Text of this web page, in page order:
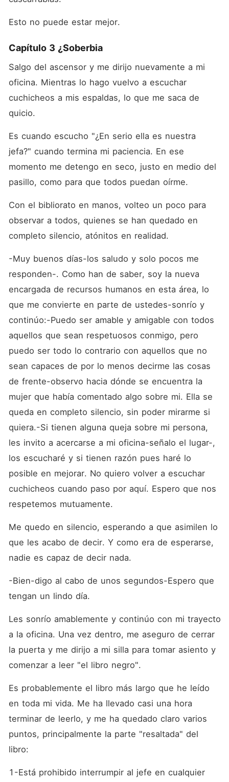
Esto no puede estar mejor.
Capítulo 3 ¿Soberbia
Salgo del ascensor y me dirijo nuevamente a mi
oficina. Mientras lo hago vuelvo a escuchar
cuchicheos a mis espaldas, lo que me saca de
quicio.
Es cuando escucho "¿En serio ella es nuestra
jefa?" cuando termina mi paciencia. En ese
momento me detengo en seco, justo en medio del
pasillo, como para que todos puedan oírme.
Con el bibliorato en manos, volteo un poco para
observar a todos, quienes se han quedado en
completo silencio, atónitos en realidad.
-Muy buenos días-los saludo y solo pocos me
responden-. Como han de saber, soy la nueva
encargada de recursos humanos en esta área, lo
que me convierte en parte de ustedes-sonrío y
continúo:-Puedo ser amable y amigable con todos
aquellos que sean respetuosos conmigo, pero
puedo ser todo lo contrario con aquellos que no
sean capaces de por lo menos decirme las cosas
de frente-observo hacia dónde se encuentra la
mujer que había comentado algo sobre mi. Ella se
queda en completo silencio, sin poder mirarme si
quiera.-Si tienen alguna queja sobre mi persona,
les invito a acercarse a mi oficina-señalo el lugar-,
los escucharé y si tienen razón pues haré lo
posible en mejorar. No quiero volver a escuchar
cuchicheos cuando paso por aquí. Espero que nos
respetemos mutuamente.
Me quedo en silencio, esperando a que asimilen lo
que les acabo de decir. Y como era de esperarse,
nadie es capaz de decir nada.
-Bien-digo al cabo de unos segundos-Espero que
tengan un lindo día.
Les sonrío amablemente y continúo con mi trayecto
a la oficina. Una vez dentro, me aseguro de cerrar
la puerta y me dirijo a mi silla para tomar asiento y
comenzar a leer "el libro negro".
Es probablemente el libro más largo que he leído
en toda mi vida. Me ha llevado casi una hora
terminar de leerlo, y me ha quedado claro varios
puntos, principalmente la parte "resaltada" del
libro:
1-Está prohibido interrumpir al jefe en cualquier